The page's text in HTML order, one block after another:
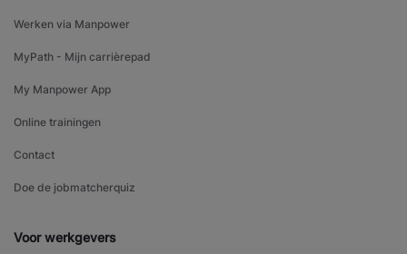
Werken via Manpower
MyPath - Mijn carrièrepad
My Manpower App
Online trainingen
Contact
Doe de jobmatcherquiz
Voor werkgevers